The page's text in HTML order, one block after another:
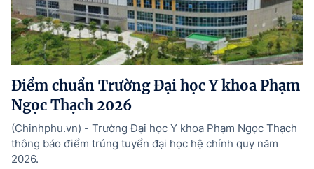
Điểm chuẩn Trường Đại học Y khoa Phạm
Ngọc Thạch 2026
(Chinhphu.vn) - Trường Đại học Y khoa Phạm Ngọc Thạch
thông báo điểm trúng tuyển đại học hệ chính quy năm
2026.